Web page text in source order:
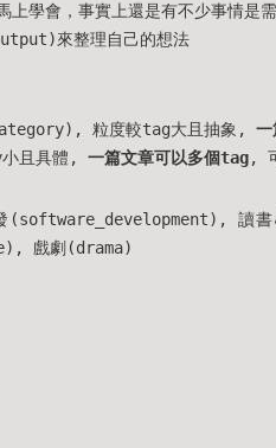
上學會，事實上還是有不少事情是
來整理自己的想法
粒度較tag大且抽象,
且具體, 一篇文章可以多個tag,
(software_development),
戲劇(drama)